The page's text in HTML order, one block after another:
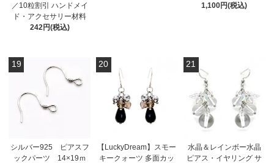
／10粒割引 ハンドメイ
ド・アクセサリー材料
242円(税込)
1,100円(税込)
19
シルバー925 ピアスフ
ックパーツ 14×19ｍ
20
【LuckyDream】スモー
キークォーツ 多面カッ
21
水晶＆レインボー水晶
ピアス・イヤリング サ